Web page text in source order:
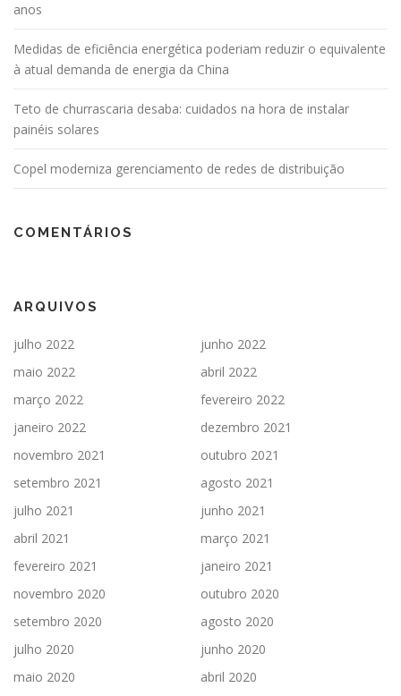
anos
Medidas de eficiência energética poderiam reduzir o equivalente
à atual demanda de energia da China
Teto de churrascaria desaba: cuidados na hora de instalar
painéis solares
Copel moderniza gerenciamento de redes de distribuição
COMENTÁRIOS
ARQUIVOS
julho 2022
junho 2022
maio 2022
abril 2022
março 2022
fevereiro 2022
janeiro 2022
dezembro 2021
novembro 2021
outubro 2021
setembro 2021
agosto 2021
julho 2021
junho 2021
abril 2021
março 2021
fevereiro 2021
janeiro 2021
novembro 2020
outubro 2020
setembro 2020
agosto 2020
julho 2020
junho 2020
maio 2020
abril 2020